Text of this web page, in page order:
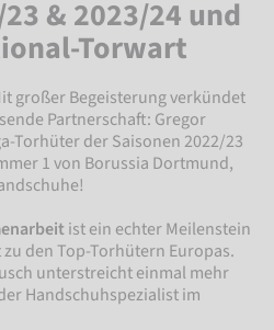
& 2023/24 und
Torwart
großer Begeisterung verkündet
Partnerschaft: Gregor
Torhüter der Saisonen 2022/23
1 von Borussia Dortmund,
ist ein echter Meilenstein
den Top-Torhütern Europas.
unterstreicht einmal mehr
Handschuhspezialist im